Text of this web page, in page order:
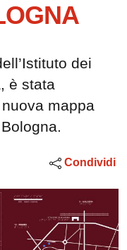
dei
è stata
mappa
Condividi